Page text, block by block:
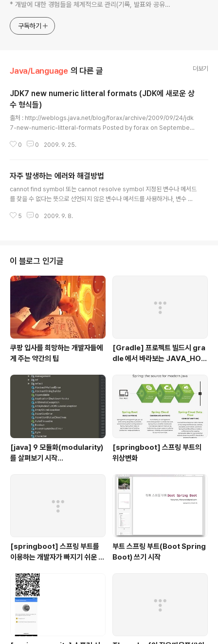
* 개발에 대한 경험들을 체계적으로 관리(기록, 발표와 공유)
누구나 들려봤을법한 그런 개발관련 파워블로거 를 목표로 블
로그를 재편하려고 하는 중
구독하기
Java/Language 의 다른 글 더보기
JDK7 new numeric litteral formats (JDK에 새로운 상
수 형식들)
출처 : http://weblogs.java.net/blog/forax/archive/2009/09/24/jdk
7-new-numeric-litteral-formats Posted by forax on September
oject, new numeric litterals has been integrated to jdk7/tl works
tteral Litteral coded i..
0 0 2009. 9. 25.
자주 발생하는 에러와 해결방법
cannot find symbol 또는 cannot resolve symbol 지정된 변수나 메서드
를 찾을 수 없다는 뜻으로 선언되지 않은 변수나 메서드를 사용하거나, 변수 또
하기 때문에 철자 뿐 아니라 대소문자의 일치여부도 꼼꼼하게 확인해야 한다. ';'
수 없다.'는 뜻인데 실제로 클래스 내에 main 메서드가 존재하지 않거나 메서드
의 선언부 'p..
5 0 2009. 9. 8.
이 블로그 인기글
쿠팡 입사를 희망하는 개발자들에
게 주는 약간의 팁
[Gradle] 프로젝트 빌드시 gra
dle 에서 바라보는 JAVA_HOM
[java] 9 모듈화(modularity)
를 살펴보기 시작...
[springboot] 스프링 부트의
위상변화
[springboot] 스프링 부트를
이용하는 개발자가 빠지기 쉬운 착
부트 스프링 부트(Boot Spring
Boot) 쓰기 시작